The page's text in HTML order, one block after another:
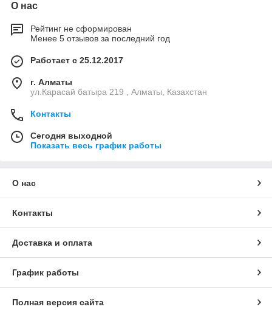
О нас
Рейтинг не сформирован
Менее 5 отзывов за последний год
Работает с 25.12.2017
г. Алматы
ул.Карасай батыра 219 , Алматы, Казахстан
Контакты
Сегодня выходной
Показать весь график работы
О нас
Контакты
Доставка и оплата
График работы
Полная версия сайта